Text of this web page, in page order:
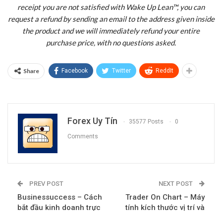
receipt you are not satisfied with Wake Up Lean™, you can
request a refund by sending an email to the address given inside
the product and we will immediately refund your entire
purchase price, with no questions asked.
Share Facebook Twitter ReddIt
Forex Uy Tín 35577 Posts 0
Comments
PREV POST
Businessuccess – Cách
bắt đầu kinh doanh trực
NEXT POST
Trader On Chart – Máy
tính kích thước vị trí và